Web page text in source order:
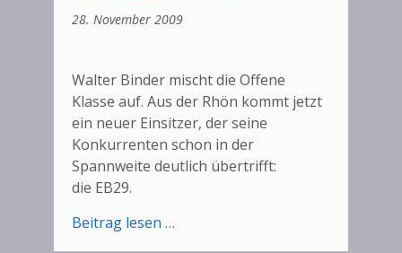
28. November 2009
Walter Binder mischt die Offene
Klasse auf. Aus der Rhön kommt jetzt
ein neuer Einsitzer, der seine
Konkurrenten schon in der
Spannweite deutlich übertrifft:
die EB29.
Beitrag lesen …